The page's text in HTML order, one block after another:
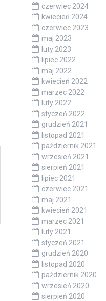
czerwiec 2024
kwiecień 2024
czerwiec 2023
maj 2023
luty 2023
lipiec 2022
maj 2022
kwiecień 2022
marzec 2022
luty 2022
styczeń 2022
grudzień 2021
listopad 2021
październik 2021
wrzesień 2021
sierpień 2021
lipiec 2021
czerwiec 2021
maj 2021
kwiecień 2021
marzec 2021
luty 2021
styczeń 2021
grudzień 2020
listopad 2020
październik 2020
wrzesień 2020
sierpień 2020